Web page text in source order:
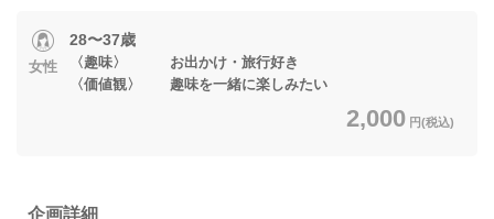
女性
28〜37歳
〈趣味〉 お出かけ・旅行好き
〈価値観〉 趣味を一緒に楽しみたい
2,000 円(税込)
企画詳細